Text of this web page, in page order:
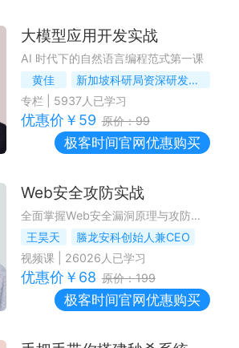
大模型应用开发实战
AI 时代下的自然语言编程范式第一课
黄佳
新加坡科研局资深研发工程师 《Designing AI Agents》作者 ADPS 创始成员
专栏
5937人已学习
优惠价￥ 59 原价：99
极客时间官网优惠购买
Web安全攻防实战
全面掌握Web安全漏洞原理与攻防技能
王昊天
螣龙安科创始人兼CEO
视频课| 26026 人已学习
优惠价￥ 68 原价：199
极客时间官网优惠购买